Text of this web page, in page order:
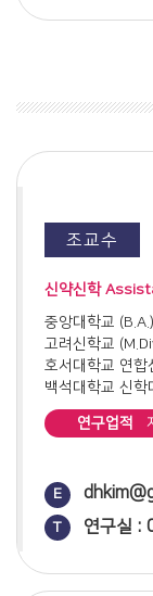
로마의 클레멘
기독교 ７대 공
개혁과 변화(16
Augustine의
Confession에
제중원과 초기
팔츠의 종교개혁
미국의 제1차 대
미국의 제2차 대
오순절 운동의
칼빈의 제네바
잉글랜드 종교
초대교회 세례에
초기 한국교회
선교사 내한 이
초기 선교사들
조교수
신약신학
중앙대학교 (B.A.)
고려신학교
호서대학교 연합
백석대학교 신
연구업적
사랑하는 자들아
히브리서 11:5-
로마서 안에 나
E
T 연구실